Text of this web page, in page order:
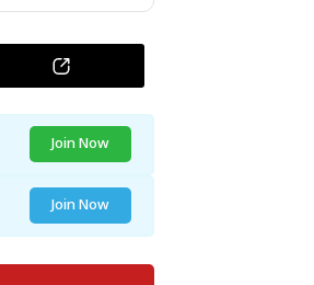
Join Now
Join Now